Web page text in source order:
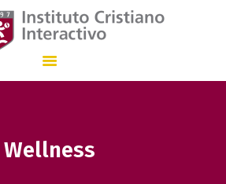
Wellness
Interactivo
CON ENSEÑANZA BILINGÜE QUE, DESDE 1.997